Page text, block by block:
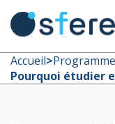
Accueil>
Pourquoi étudier